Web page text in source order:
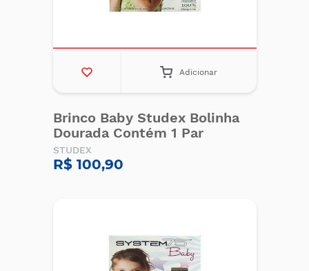
Adicionar
Brinco Baby Studex Bolinha
Dourada Contém 1 Par
STUDEX
R$ 100,90